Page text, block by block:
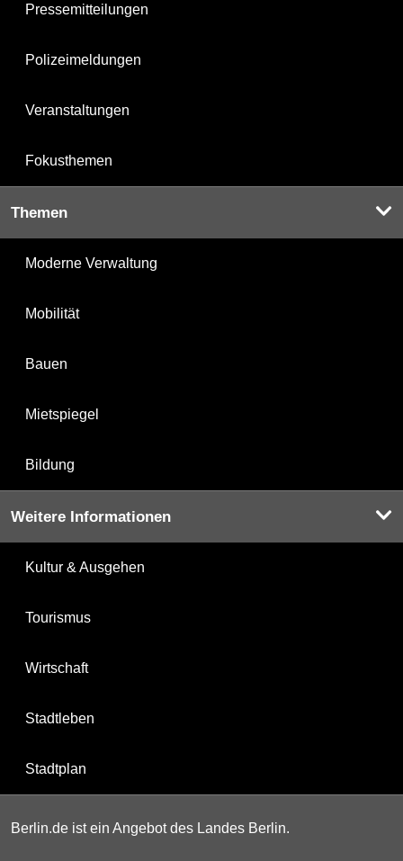
Pressemitteilungen
Polizeimeldungen
Veranstaltungen
Fokusthemen
Themen
Moderne Verwaltung
Mobilität
Bauen
Mietspiegel
Bildung
Weitere Informationen
Kultur & Ausgehen
Tourismus
Wirtschaft
Stadtleben
Stadtplan
Berlin.de ist ein Angebot des Landes Berlin.